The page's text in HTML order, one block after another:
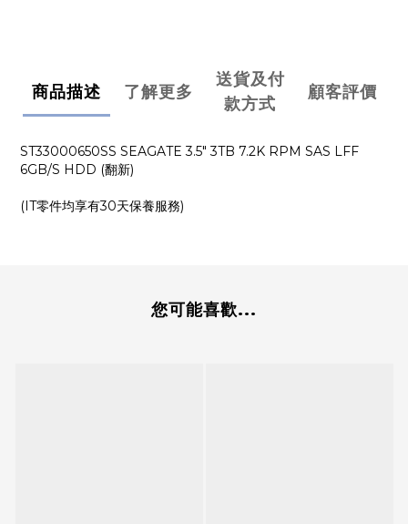
商品描述 了解更多
送貨及付
款方式
顧客評價
ST33000650SS SEAGATE 3.5" 3TB 7.2K RPM SAS LFF
6GB/S HDD (翻新)
(IT零件均享有30天保養服務)
您可能喜歡...